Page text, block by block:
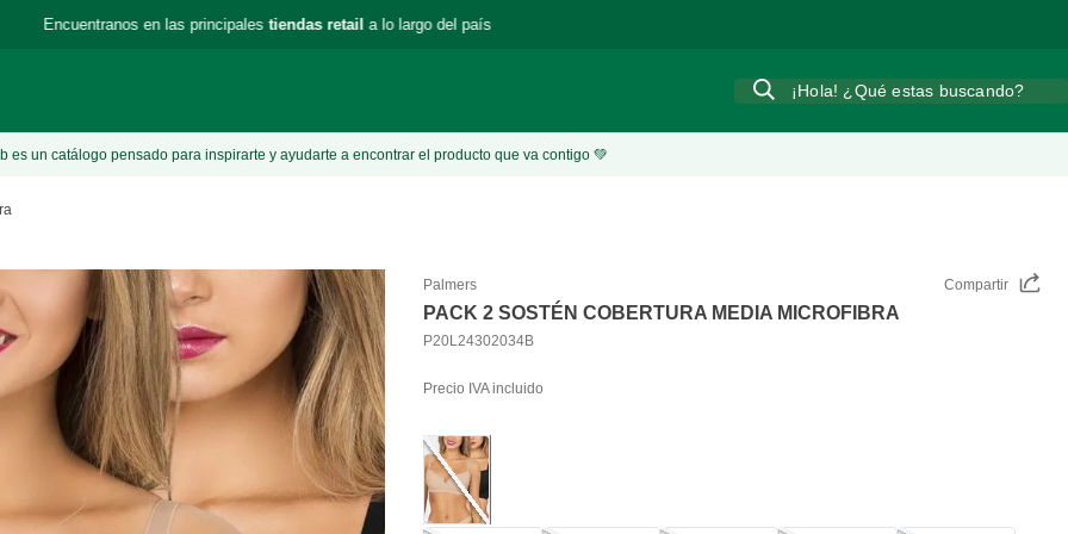
Encuentranos en las principales tiendas retail a lo largo del país
es un catálogo pensado para inspirarte y ayudarte a encontrar el producto que va contigo 💚
Palmers Compartir
PACK 2 SOSTÉN COBERTURA MEDIA MICROFIBRA
P20L24302034B
Precio IVA incluido